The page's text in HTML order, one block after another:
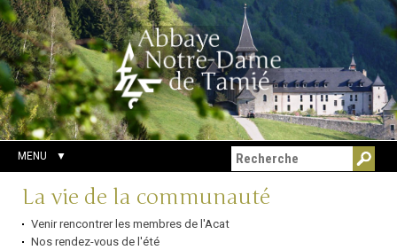
Aller
au
contenu.
|
Aller
à
la
navigation
Outils
personnels
Chercher par
Recherche
avancée…
MENU
Navigation
La vie de la communauté
Venir rencontrer les membres de l'Acat
Nos rendez-vous de l'été